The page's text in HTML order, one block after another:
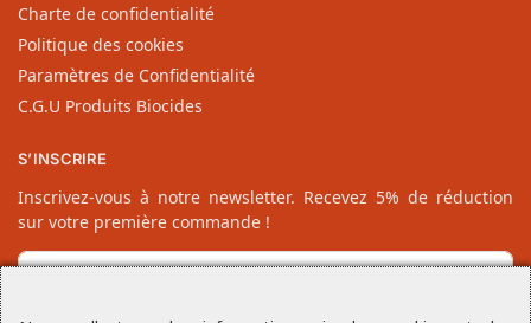
Charte de confidentialité
Politique des cookies
Paramètres de Confidentialité
C.G.U Produits Biocides
S’INSCRIRE
Inscrivez-vous à notre newsletter. Recevez 5% de réduction
sur votre première commande !